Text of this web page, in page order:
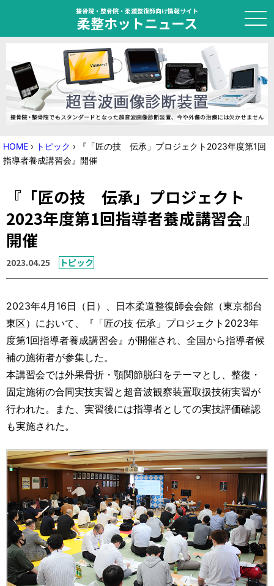
接骨院・整骨院・柔道整復師向け情報サイト
柔整ホットニュース
HOME
トピック
ニュース
国家試験対策
学会・セミナー情報
プライバシーポリシー
運営元 お問い合わせ
HOME › トピック › 『「匠の技 伝承」プロジェクト2023年度第1回
指導者養成講習会』開催
『「匠の技 伝承」プロジェクト
2023年度第1回指導者養成講習会』
開催
2023.04.25 トピック
2023年4月16日（日）、日本柔道整復師会会館（東京都台
東区）において、『「匠の技 伝承」プロジェクト2023年
度第1回指導者養成講習会』が開催され、全国から指導者候
補の施術者が参集した。
本講習会では外果骨折・顎関節脱臼をテーマとし、整復・
固定施術の合同実技実習と超音波観察装置取扱技術実習が
行われた。また、実習後には指導者としての実技評価確認
も実施された。